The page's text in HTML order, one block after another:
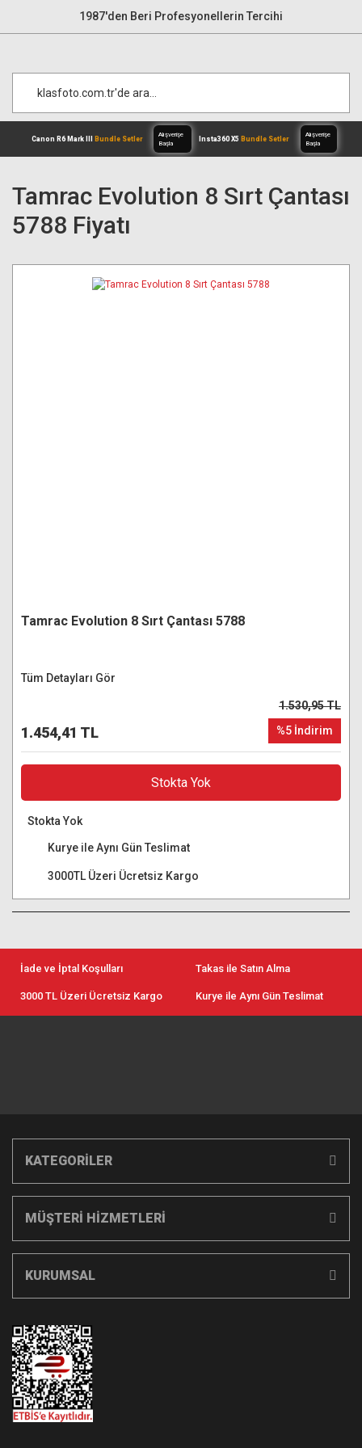
1987'den Beri Profesyonellerin Tercihi
Canon R6 Mark III
Tamrac Evolution 8 Sırt Çantası
5788 Fiyatı
Tamrac Evolution 8 Sırt Çantası 5788
Tüm Detayları Gör
1.454,41 TL
1.530,95 TL
%5 İndirim
Stokta Yok
Stokta Yok
Kurye ile Aynı Gün Teslimat
3000TL Üzeri Ücretsiz Kargo
İade ve İptal Koşulları Takas ile Satın Alma
3000 TL Üzeri Ücretsiz Kargo Kurye ile Aynı Gün Teslimat
KATEGORİLER
MÜŞTERİ HİZMETLERİ
KURUMSAL